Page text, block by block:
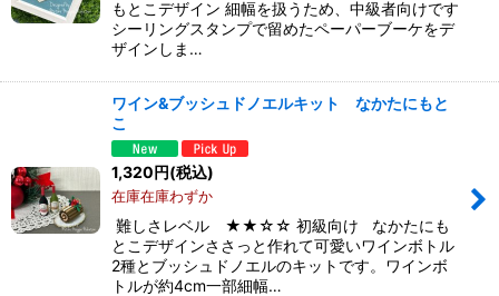
もとこデザイン 細幅を扱うため、中級者向けです
シーリングスタンプで留めたペーパーブーケをデ
ザインしま…
ワイン&ブッシュドノエルキット なかたにもと
こ
1,320円(税込)
在庫在庫わずか
難しさレベル ★★☆☆ 初級向け なかたにも
とこデザインささっと作れて可愛いワインボトル
2種とブッシュドノエルのキットです。ワインボ
トルが約4cm一部細幅…